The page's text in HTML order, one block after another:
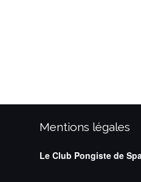
Mentions légales
Le Club Pongiste de